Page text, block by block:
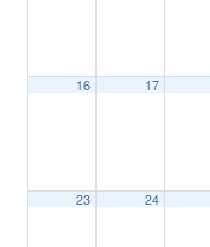
16 17
23 24